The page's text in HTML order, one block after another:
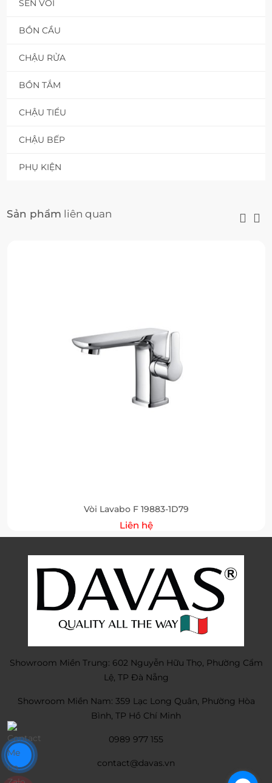
SEN VÒI
BỒN CẦU
CHẬU RỬA
BỒN TẮM
CHẬU TIỂU
CHẬU BẾP
PHỤ KIỆN
Sản phẩm liên quan
Vòi Lavabo F 19883-1D79
Liên hệ
Showroom Miền Trung: 602 Nguyễn Hữu Thọ, Phường Cẩm
Lệ, TP Đà Nẵng
Showroom Miền Nam: 359 Lạc Long Quân, Phường Hòa
Bình, TP Hồ Chí Minh
0989 977 155
contact@davas.vn